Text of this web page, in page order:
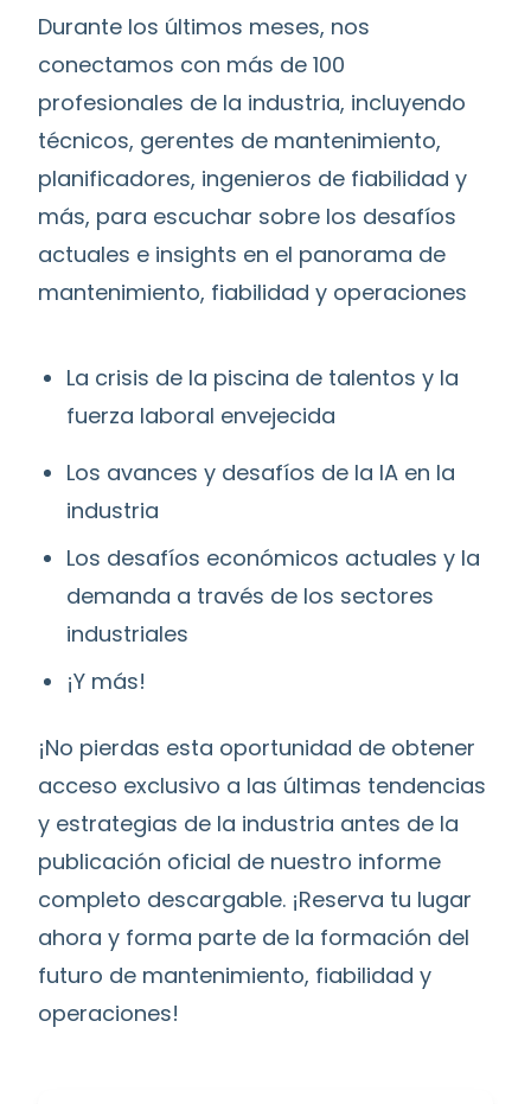
Durante los últimos meses, nos
conectamos con más de 100
profesionales de la industria, incluyendo
técnicos, gerentes de mantenimiento,
planificadores, ingenieros de fiabilidad y
más, para escuchar sobre los desafíos
actuales e insights en el panorama de
mantenimiento, fiabilidad y operaciones
La crisis de la piscina de talentos y la
fuerza laboral envejecida
Los avances y desafíos de la IA en la
industria
Los desafíos económicos actuales y la
demanda a través de los sectores
industriales
¡Y más!
¡No pierdas esta oportunidad de obtener
acceso exclusivo a las últimas tendencias
y estrategias de la industria antes de la
publicación oficial de nuestro informe
completo descargable. ¡Reserva tu lugar
ahora y forma parte de la formación del
futuro de mantenimiento, fiabilidad y
operaciones!